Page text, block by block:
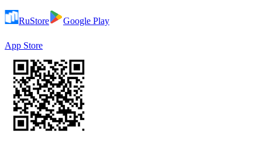
RuStore Google Play
App Store